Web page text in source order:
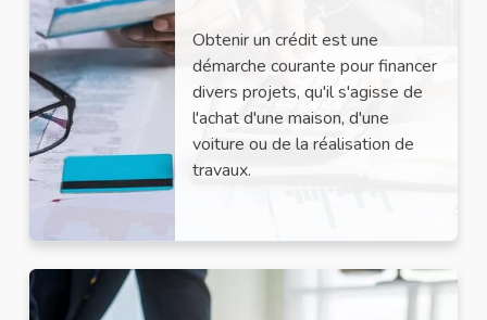
Obtenir un crédit est une
démarche courante pour financer
divers projets, qu'il s'agisse de
l'achat d'une maison, d'une
voiture ou de la réalisation de
travaux.